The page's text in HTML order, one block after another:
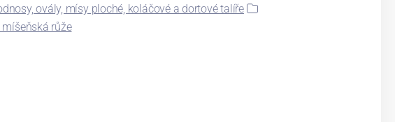
ovály, mísy ploché, koláčové a dortové talíře
míšeňská růže